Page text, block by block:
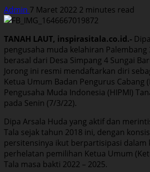
Admin 7 Maret 2022 2 minutes read
TANAH LAUT, inspirasitala.co.id.-
pengusaha muda kelahiran Palembang
berasal dari Desa Simpang 4 Sungai
Jorong ini resmi mendaftarkan diri
Ketua Umum Badan Pengurus Cabang
Pengusaha Muda Indonesia (HIPMI)
pada Senin (7/3/22).
Dipa Arsala Huda yang aktif dan
Tala sejak tahun 2018 ini, dengan
persitensinya ikut berpartisipasi dalam
perhelatan pemilihan Ketua Umum
Tala masa bakti 2022 – 2025.